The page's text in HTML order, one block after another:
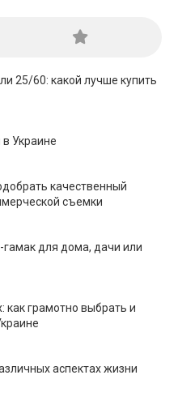
25/60: какой лучше купить
Украине
качественный
съемки
гамак для дома, дачи или
как грамотно выбрать и
аспектах жизни